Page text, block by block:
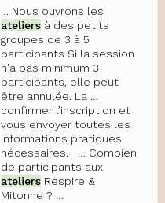
… Nous ouvrons les
ateliers à des petits
groupes de 3 à 5
participants Si la session
n'a pas minimum 3
participants, elle peut
être annulée. La …
confirmer l’inscription et
vous envoyer toutes les
informations pratiques
nécessaires. … Combien
de participants aux
ateliers Respire &
Mitonne ? …